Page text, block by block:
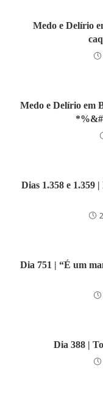
Medo e Delírio
Medo e Delírio em
*%&#
Dias 1.358 e 1.359
Dia 751 | “É um
Dia 388 |